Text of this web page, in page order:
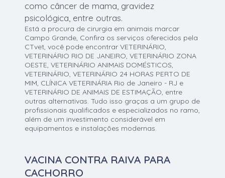
como câncer de mama, gravidez
psicológica, entre outras.
Está a procura de cirurgia em animais marcar
Campo Grande, Confira os serviços oferecidos pela
CTvet, você pode encontrar VETERINÁRIO,
VETERINÁRIO RIO DE JANEIRO, VETERINÁRIO ZONA
OESTE, VETERINÁRIO ANIMAIS DOMÉSTICOS,
VETERINÁRIO, VETERINÁRIO 24 HORAS PERTO DE
MIM, CLÍNICA VETERINÁRIA Rio de Janeiro - RJ e
VETERINÁRIO DE ANIMAIS DE ESTIMAÇÃO, entre
outras alternativas. Tudo isso graças a um grupo de
profissionais qualificados e especializados no ramo,
além de um investimento considerável em
equipamentos e instalações modernas.
VACINA CONTRA RAIVA PARA
CACHORRO